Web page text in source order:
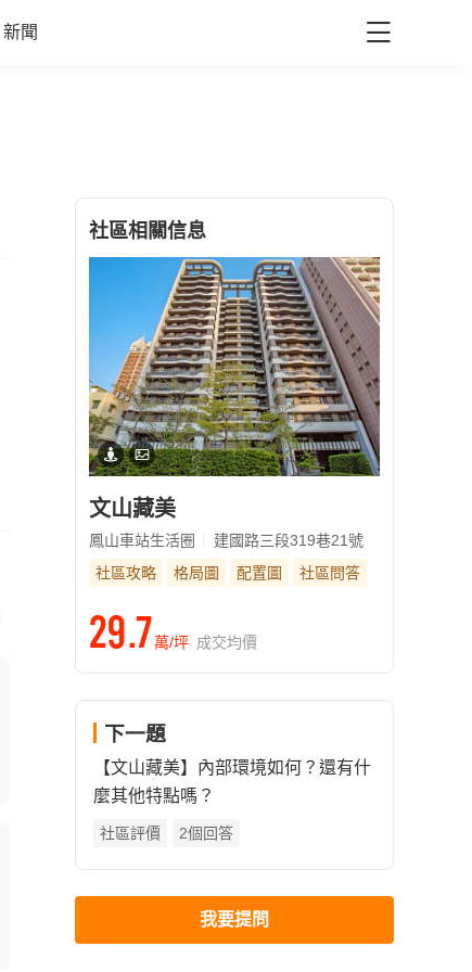
新聞
社區相關信息
文山藏美
鳳山車站生活圈
建國路三段319巷21號
社區攻略
格局圖 配置圖 社區問答
29.7萬/坪 成交均價
下一題
【文山藏美】內部環境如何？還有什
麼其他特點嗎？
社區評價 2個回答
我要提問